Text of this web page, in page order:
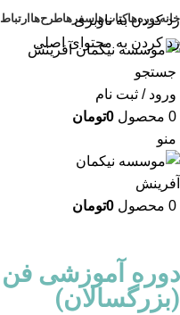
رد کردن به ناوبری
رد کردن به محتوای اصلی
خانهدوره‌هاکتاب‌هاسفرهاطرح‌ها
جستجو
ورود / ثبت نام
0 محصول 0تومان
منو
0 محصول 0تومان
دوره آموزشی فن
(بزرگسالان)